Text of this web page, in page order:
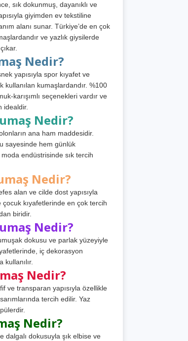
sık dokunmuş, dayanıklı ve
giyimden ev tekstiline
alanı sunar. Türkiye’de en çok
ve yazlık giysilerde
Nedir?
yapısıyla spor kıyafet ve
kullanılan kumaşlardandır. %100
karışımlı seçenekleri vardır ve
idealdir.
Nedir?
ana ham maddesidir.
sayesinde hem günlük
endüstrisinde sık tercih
Nedir?
alan ve cilde dost yapısıyla
kıyafetlerinde en çok tercih
biridir.
Nedir?
dokusu ve parlak yüzeyiyle
iç dekorasyon
kullanılır.
Nedir?
ve transparan yapısıyla özellikle
tercih edilir. Yaz
Nedir?
dalgalı dokusuyla şık elbise ve